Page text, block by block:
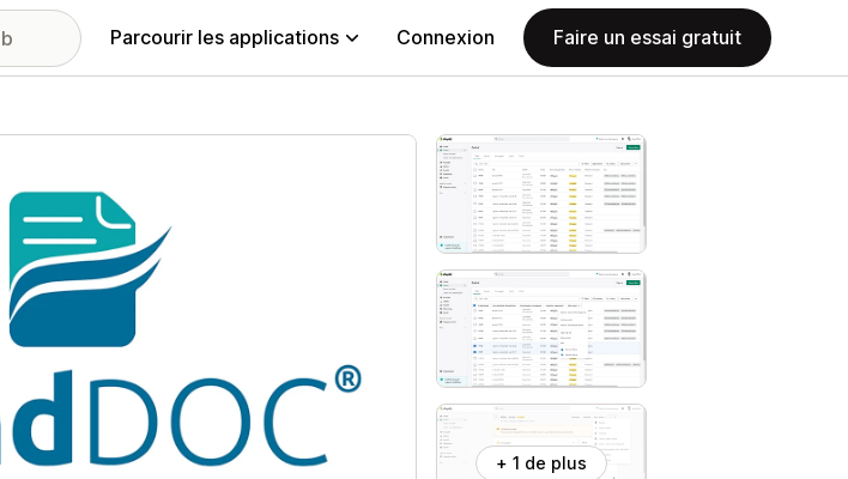
Parcourir les applications Connexion Faire un essai gratuit
+ 1 de plus